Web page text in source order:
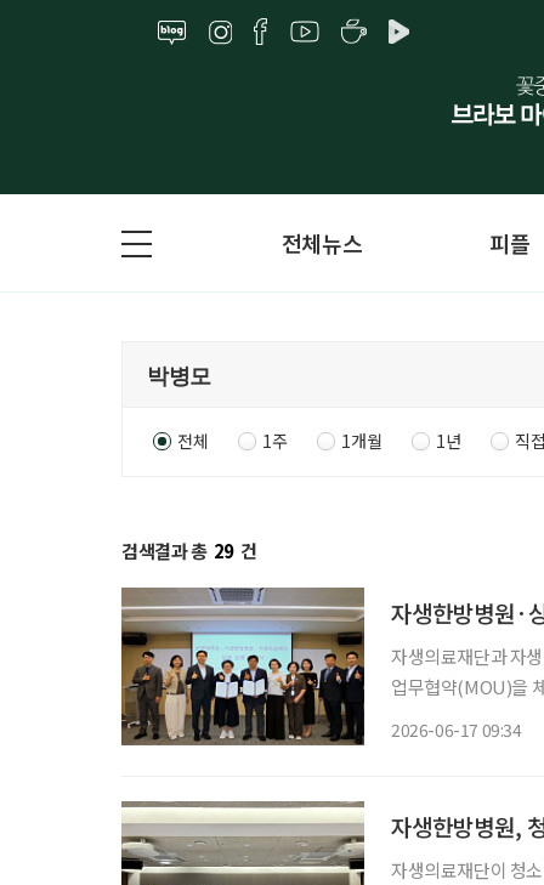
전체뉴스 피플
전체 1주 1개월 1년 직
검색결과 총 29 건
자생한방병원·
자생의료재단과 자
업무협약(MOU)을 체결했다. 경기도 성남시 자생메디바이오센
2026-06-17 09:34
자생한방병원,
자생의료재단이 청소